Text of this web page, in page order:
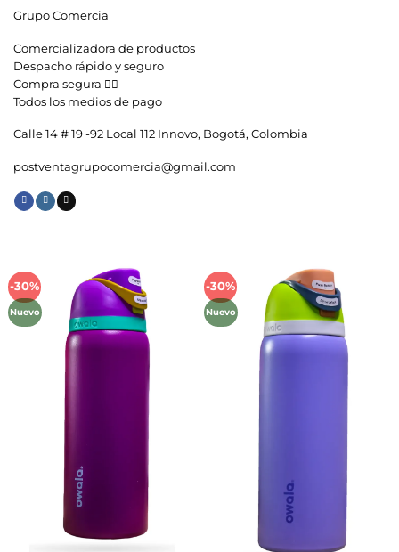
Grupo Comercia
Comercializadora de productos
Despacho rápido y seguro
Compra segura 👇🏼
Todos los medios de pago
Calle 14 # 19 -92 Local 112 Innovo, Bogotá, Colombia
postventagrupocomercia@gmail.com
-30%
Nuevo
Añadir
lista de
deseos
-30%
Nuevo
Añadir
lista de
deseos